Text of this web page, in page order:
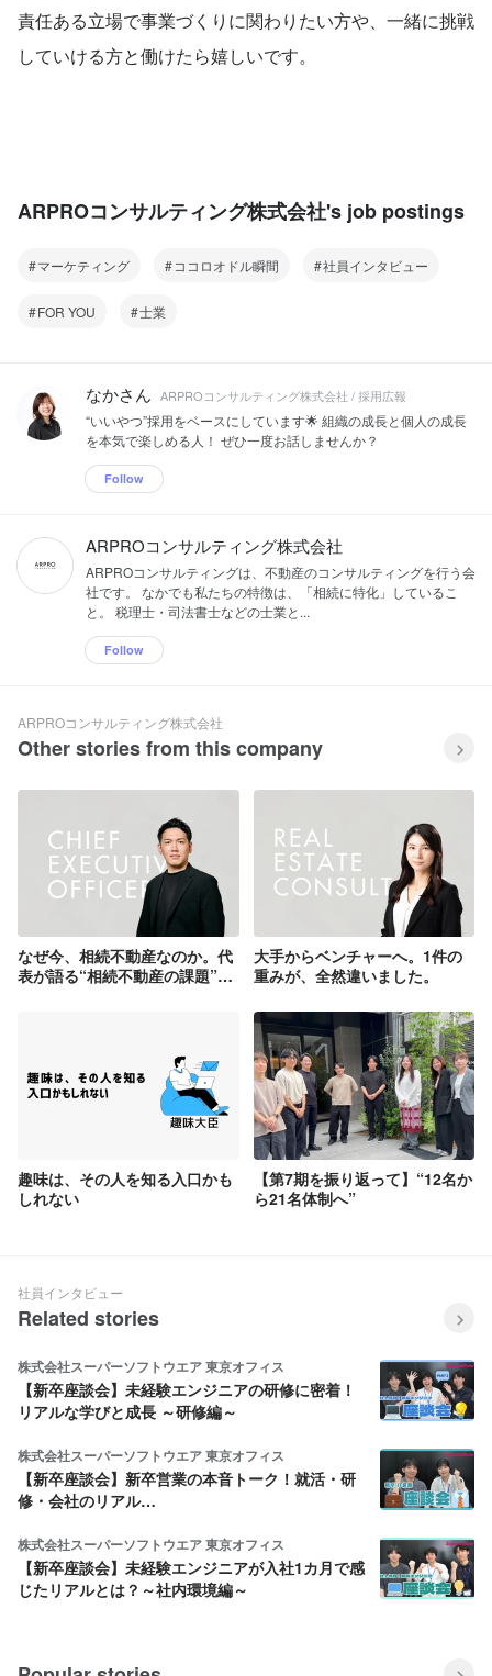
責任ある立場で事業づくりに関わりたい方や、一緒に挑戦
していける方と働けたら嬉しいです。
ARPROコンサルティング株式会社's job postings
マーケティング ココロオドル瞬間 社員インタビュー
FOR YOU 士業
なかさん ARPROコンサルティング株式会社 / 採用広報
“いいやつ”採用をベースにしています🌟 組織の成長と個人の成長
を本気で楽しめる人！ ぜひ一度お話しませんか？
Follow
ARPROコンサルティング株式会社
ARPROコンサルティングは、不動産のコンサルティングを行う会
社です。 なかでも私たちの特徴は、「相続に特化」しているこ
と。 税理士・司法書士などの士業と...
Follow
ARPROコンサルティング株式会社
Other stories from this company
なぜ今、相続不動産なのか。代
表が語る“相続不動産の課題”と
大手からベンチャーへ。1件の
重みが、全然違いました。
趣味は、その人を知る入口かも
しれない
【第7期を振り返って】“12名か
ら21名体制へ”
社員インタビュー
Related stories
株式会社スーパーソフトウエア 東京オフィス
【新卒座談会】未経験エンジニアの研修に密着！
リアルな学びと成長 ～研修編～
株式会社スーパーソフトウエア 東京オフィス
【新卒座談会】新卒営業の本音トーク！就活・研
修・会社のリアル…
株式会社スーパーソフトウエア 東京オフィス
【新卒座談会】未経験エンジニアが入社1カ月で感
じたリアルとは？～社内環境編～